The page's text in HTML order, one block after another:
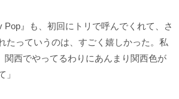
Pop』も、初回にトリで呼んでくれて、さ
たっていうのは、すごく嬉しかった。私
関西でやってるわりにあんまり関西色が
」